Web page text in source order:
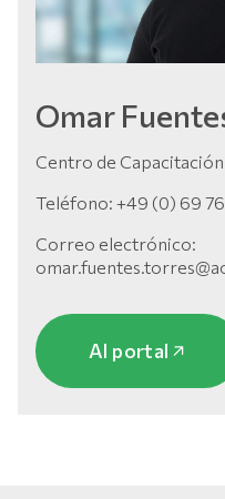
Omar
Centro de
Teléfono: +49 (0) 69
Correo electrónico:
Al portal